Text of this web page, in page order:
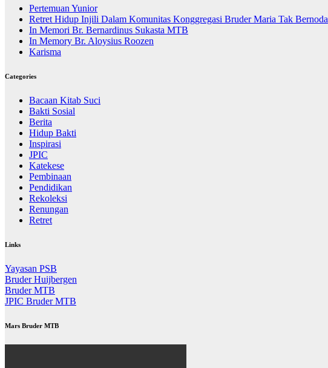
Pertemuan Yunior
Retret Hidup Injili Dalam Komunitas Konggregasi Bruder Maria Tak Bernoda
In Memori Br. Bernardinus Sukasta MTB
In Memory Br. Aloysius Roozen
Karisma
Categories
Bacaan Kitab Suci
Bakti Sosial
Berita
Hidup Bakti
Inspirasi
JPIC
Katekese
Pembinaan
Pendidikan
Rekoleksi
Renungan
Retret
Links
Yayasan PSB
Bruder Huijbergen
Bruder MTB
JPIC Bruder MTB
Mars Bruder MTB